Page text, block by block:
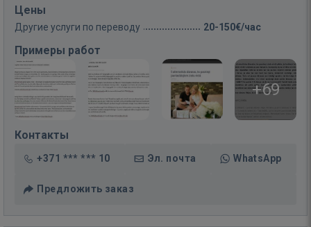
Цены
Другие услуги по переводу 20-150€/час
Примеры работ
+69
Контакты
+371 *** *** 10 Эл. почта WhatsApp
Предложить заказ